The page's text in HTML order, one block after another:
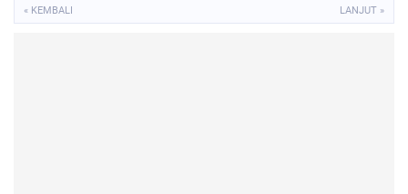
« KEMBALI LANJUT »